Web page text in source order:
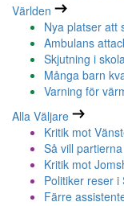
Världen
Nya platser att
Ambulans
Skjutning i
Många barn
Varning för
Alla Väljare
Kritik mot
Så vill
Kritik mot
Politiker reser i
Färre